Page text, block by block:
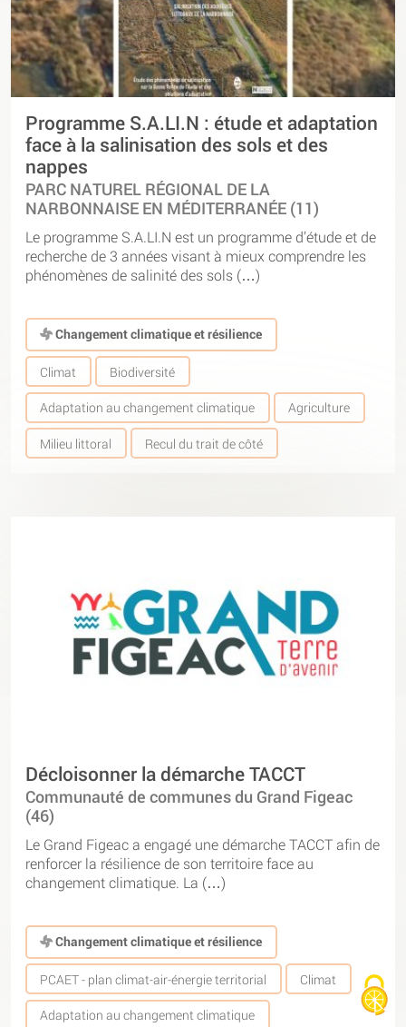
Programme S.A.LI.N : étude et adaptation
face à la salinisation des sols et des
nappes
PARC NATUREL RÉGIONAL DE LA
NARBONNAISE EN MÉDITERRANÉE (11)
Le programme S.A.LI.N est un programme d’étude et de
recherche de 3 années visant à mieux comprendre les
phénomènes de salinité des sols (…)
Changement climatique et résilience
Climat Biodiversité
Adaptation au changement climatique Agriculture
Milieu littoral Recul du trait de côté
Décloisonner la démarche TACCT
Communauté de communes du Grand Figeac
(46)
Le Grand Figeac a engagé une démarche TACCT afin de
renforcer la résilience de son territoire face au
changement climatique. La (…)
Changement climatique et résilience
PCAET - plan climat-air-énergie territorial Climat
Adaptation au changement climatique